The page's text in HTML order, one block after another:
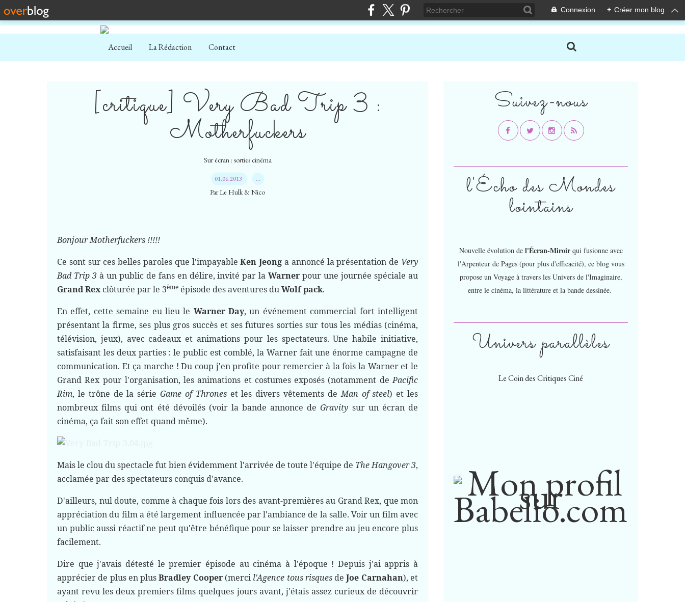
Connexion + Créer mon blog
Accueil La Rédaction Contact
[critique] Very Bad Trip 3 :
Motherfuckers
Sur écran : sorties cinéma
01.06.2013 …
Par Le Hulk & Nico
Bonjour Motherfuckers !!!!!
Ce sont sur ces belles paroles que l'impayableKen Jeong a annoncé la présentation de Very
Bad Trip 3à un public de fans en délire, invité par laWarner pour une journée spéciale au
Grand Rexclôturée par le 3ème épisode des aventures duWolf pack.
En effet, cette semaine eu lieu le Warner Day, un événement commercial fort intelligent
présentant la firme, ses plus gros succès et ses futures sorties sur tous les médias (cinéma,
télévision, jeux), avec cadeaux et animations pour les spectateurs. Une habile initiative,
satisfaisant les deux parties : le public est comblé, la Warner fait une énorme campagne de
communication. Et ça marche ! Du coup j'en profite pour remercier à la fois la Warner et le
Grand Rex pour l'organisation, les animations et costumes exposés (notamment dePacific
Rim, le trône de la série Game of Throneset les divers vêtements deMan of steel) et les
nombreux films qui ont été dévoilés (voir la bande annonce deGravity sur un écran de
cinéma, ça fait son effet quand même).
Mais le clou du spectacle fut bien évidemment l'arrivée de toute l'équipe de The Hangover 3,
acclamée par des spectateurs conquis d'avance.
D'ailleurs, nul doute, comme à chaque fois lors des avant-premières au Grand Rex, que mon
appréciation du film a été largement influencée par l'ambiance de la salle. Voir un film avec
un public aussi réactif ne peut qu'être bénéfique pour se laisser prendre au jeu encore plus
facilement.
Dire que j'avais détesté le premier épisode au cinéma à l'époque ! Depuis j'ai appris à
apprécier de plus en plusBradley Cooper(merci l'Agence tous risquesdeJoe Carnahan), et
ayant revu les deux premiers films quelques jours avant, j'étais assez curieux de découvrir
Suivez-nous
Univers parallèles
Le Coin des Critiques Ciné
l'Écho des Mondes
lointains
Nouvelle évolution de l'Écran-Miroir qui fusionne avec
l'Arpenteur de Pages (pour plus d'efficacité), ce blog vous
propose un Voyage à travers les Univers de l'Imaginaire,
entre le cinéma, la littérature et la bande dessinée.